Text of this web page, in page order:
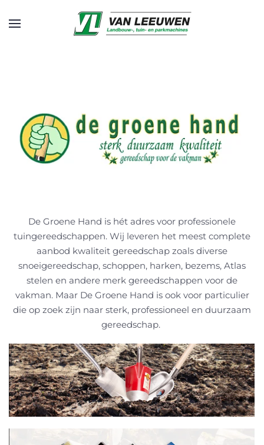
Skip to main content
De Groene Hand is hét adres voor professionele
tuingereedschappen. Wij leveren het meest complete
aanbod kwaliteit gereedschap zoals diverse
snoeigereedschap, schoppen, harken, bezems, Atlas
stelen en andere merk gereedschappen voor de
vakman. Maar De Groene Hand is ook voor particulier
die op zoek zijn naar sterk, professioneel en duurzaam
gereedschap.
LEES MEER